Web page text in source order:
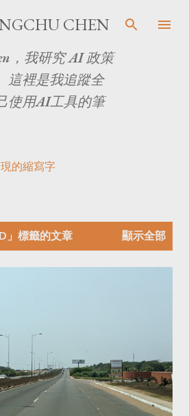
跳至主要內容 CHEN
，我研究 AI 政策
這裡是我追蹤全
使用AI工具的筆
的縮寫字
」標籤的文章 顯示全部